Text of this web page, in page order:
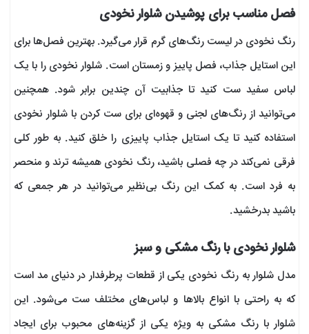
فصل مناسب برای پوشیدن شلوار نخودی
رنگ نخودی در لیست رنگ‌های گرم قرار می‌گیرد. بهترین فصل‌ها برای
این استایل جذاب، فصل پاییز و زمستان است. شلوار نخودی را با یک
لباس سفید ست کنید تا جذابیت آن چندین برابر شود. همچنین
می‌توانید از رنگ‌های لجنی و قهوه‌ای برای ست کردن با شلوار نخودی
استفاده کنید تا یک استایل جذاب پاییزی را خلق کنید. به طور کلی
فرقی نمی‌کند در چه فصلی باشید، رنگ نخودی همیشه ترند و منحصر
به فرد است. به کمک این رنگ بی‌نظیر می‌توانید در هر جمعی که
باشید بدرخشید.
شلوار نخودی با رنگ مشکی و سبز
مدل شلوار به رنگ نخودی یکی از قطعات پرطرفدار در دنیای مد است
که به راحتی با انواع بالاها و لباس‌های مختلف ست می‌شود. این
شلوار با رنگ مشکی به ویژه یکی از گزینه‌های محبوب برای ایجاد